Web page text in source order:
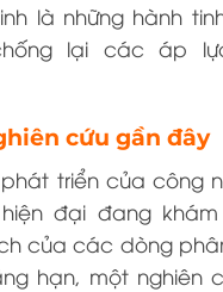
là những hành
lại các áp
cứu gần đây
phát triển của công
đại đang
của các dòng
hạn, một nghiên